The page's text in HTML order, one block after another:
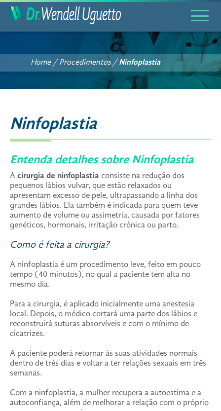
Home / Procedimentos/ Ninfoplastia
Ninfoplastia
Entenda detalhes sobre Ninfoplastia
A cirurgia de ninfoplastia consiste na redução dos
pequenos lábios vulvar, que estão relaxados ou
apresentam excesso de pele, ultrapassando a linha dos
grandes lábios. Ela também é indicada para quem teve
aumento de volume ou assimetria, causada por fatores
genéticos, hormonais, irritação crônica ou parto.
Como é feita a cirurgia?
A ninfoplastia é um procedimento leve, feito em pouco
tempo (40 minutos), no qual a paciente tem alta no
mesmo dia.
Para a cirurgia, é aplicado inicialmente uma anestesia
local. Depois, o médico cortará uma parte dos lábios e
reconstruirá suturas absorvíveis e com o mínimo de
cicatrizes.
A paciente poderá retornar às suas atividades normais
dentro de três dias e voltar a ter relações sexuais em três
semanas.
Com a ninfoplastia, a mulher recupera a autoestima e a
autoconfiança, além de melhorar a relação com o próprio